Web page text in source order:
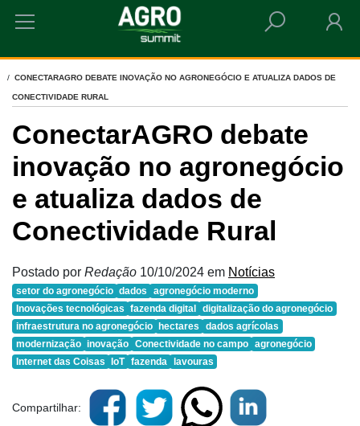
HOME
CONECTARAGRO DEBATE INOVAÇÃO NO AGRONEGÓCIO E ATUALIZA DADOS DE
CONECTIVIDADE RURAL
ConectarAGRO debate
inovação no agronegócio
e atualiza dados de
Conectividade Rural
Postado por Redação 10/10/2024 em Notícias
setor do agronegócio dados
agronegócio moderno
Inovações tecnológicas fazenda digital
digitalização do agronegócio
infraestrutura no agronegócio
hectares
dados agrícolas
modernização inovação Conectividade no campo agronegócio
Internet das Coisas
IoT fazenda lavouras
Compartilhar: